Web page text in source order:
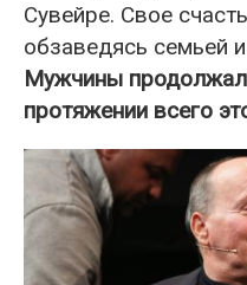
Сувейре. Свое
обзаведясь семьей
Мужчины
протяжении всего